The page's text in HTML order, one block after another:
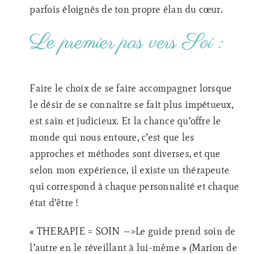
parfois éloignés de ton propre élan du cœur.
Le premier pas vers Soi :
Faire le choix de se faire accompagner lorsque
le désir de se connaître se fait plus impétueux,
est sain et judicieux. Et la chance qu’offre le
monde qui nous entoure, c’est que les
approches et méthodes sont diverses, et que
selon mon expérience, il existe un thérapeute
qui correspond à chaque personnalité et chaque
état d’être !
« THERAPIE = SOIN —>Le guide prend soin de
l’autre en le réveillant à lui-même » (Marion de